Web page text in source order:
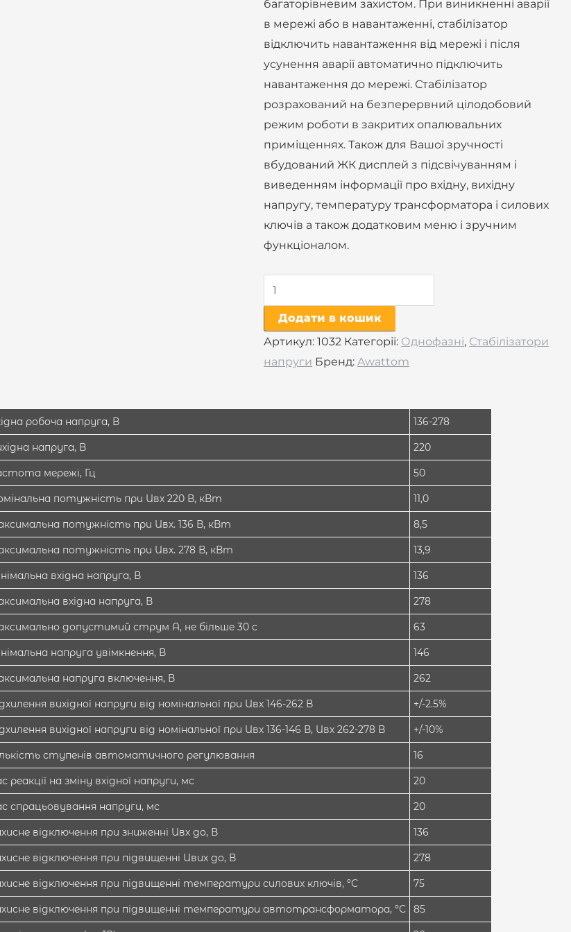
багаторівневим захистом. При виникненні аварії
в мережі або в навантаженні, стабілізатор
відключить навантаження від мережі і після
усунення аварії автоматично підключить
навантаження до мережі. Стабілізатор
розрахований на безперервний цілодобовий
режим роботи в закритих опалювальних
приміщеннях. Також для Вашої зручності
вбудований ЖК дисплей з підсвічуванням і
виведенням інформації про вхідну, вихідну
напругу, температуру трансформатора і силових
ключів а також додатковим меню і зручним
функціоналом.
Додати в кошик
Артикул:1032 Категорії: Однофазні, Стабілізатори
напруги Бренд:Awattom
робоча напруга, В 136-278
напруга, В 220
мережі, Гц 50
потужність при Uвх 220 В, кВт 11,0
потужність при Uвх. 136 В, кВт 8,5
потужність при Uвх. 278 В, кВт 13,9
вхідна напруга, В 136
вхідна напруга, В 278
допустимий струм А, не більше 30 с 63
напруга увімкнення, В 146
напруга включення, В 262
вихідної напруги від номінальної при Uвх 146-262 В +/-2.5%
вихідної напруги від номінальної при Uвх 136-146 В, Uвх 262-278 В +/-10%
ступенів автоматичного регулювання 16
реакції на зміну вхідної напруги, мс 20
спрацьовування напруги, мс 20
відключення при зниженні Uвх до, В 136
відключення при підвищенні Uвих до, В 278
відключення при підвищенні температури силових ключів, ºС 75
відключення при підвищенні температури автотрансформатора, ºС 85